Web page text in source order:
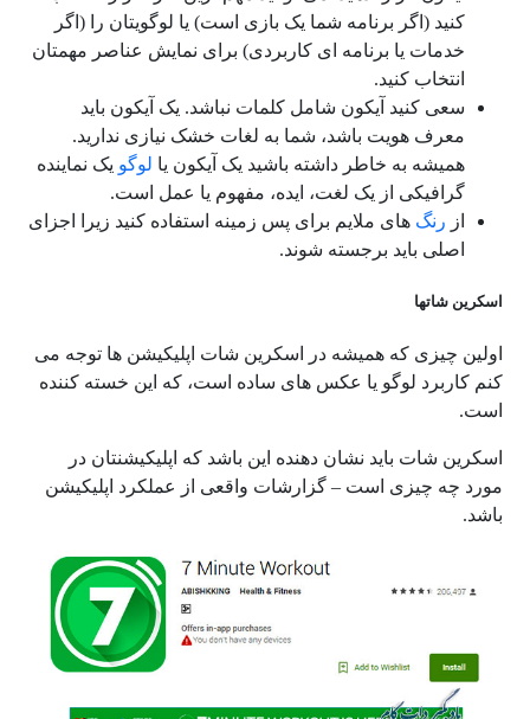
کنید (اگر برنامه شما یک بازی است) یا لوگویتان را (اگر
خدمات یا برنامه ای کاربردی) برای نمایش عناصر مهمتان
انتخاب کنید.
سعی کنید آیکون شامل کلمات نباشد. یک آیکون باید
معرف هویت باشد، شما به لغات خشک نیازی ندارید.
همیشه به خاطر داشته باشید یک آیکون یا لوگو یک نماینده
گرافیکی از یک لغت، ایده، مفهوم یا عمل است.
از رنگ های ملایم برای پس زمینه استفاده کنید زیرا اجزای
اصلی باید برجسته شوند.
اسکرین شاتها
اولین چیزی که همیشه در اسکرین شات اپلیکیشن ها توجه می
کنم کاربرد لوگو یا عکس های ساده است، که این خسته کننده
است.
اسکرین شات باید نشان دهنده این باشد که اپلیکیشنتان در
مورد چه چیزی است – گزارشات واقعی از عملکرد اپلیکیشن
باشد.